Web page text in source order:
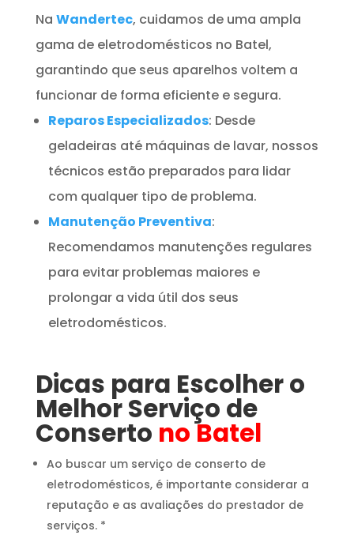
Na Wandertec, cuidamos de uma ampla
gama de eletrodomésticos no Batel,
garantindo que seus aparelhos voltem a
funcionar de forma eficiente e segura.
Reparos Especializados: Desde
geladeiras até máquinas de lavar, nossos
técnicos estão preparados para lidar
com qualquer tipo de problema.
Manutenção Preventiva:
Recomendamos manutenções regulares
para evitar problemas maiores e
prolongar a vida útil dos seus
eletrodomésticos.
Dicas para Escolher o
Melhor Serviço de
Conserto no Batel
Ao buscar um serviço de conserto de
eletrodomésticos, é importante considerar a
reputação e as avaliações do prestador de
serviços. *